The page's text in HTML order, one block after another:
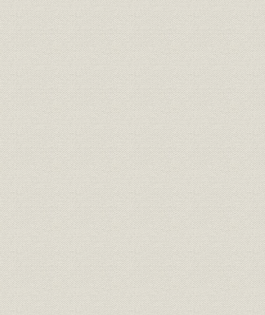
事業所;広告宣伝
大阪店第2期工事落成ポスタ
ー、北館・旧館・南館(大阪
店)、屋上プール(大阪店)
[1934年(
売上 大阪店・名古屋店の売上高推移
1938年(昭
16年)
商品
岡田三郎助から購入した小袖、
切手になった「あやめの衣」
[1930年代]
催し;広告宣伝 「支那事変展」(大阪店 1937年) [1937年(
統制経済
供出売場への入居会社・団体一
覧
[1942年(
和19年)]
組織 戦時中の組織図
1942年(
和19年)
海外事業
[戦時体制下での]海外進出 [中国]
大陸方面
[1937年(
和14年)]